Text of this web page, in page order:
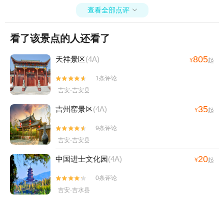
查看全部点评 
看了该景点的人还看了
天祥景区(4A) ¥805起


1条评论
吉安·吉安县
吉州窑景区(4A) ¥35起


9条评论
吉安·吉安县
中国进士文化园(4A) ¥20起


0条评论
吉安·吉水县